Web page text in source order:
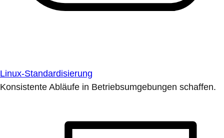
Linux-Standardisierung
Konsistente Abläufe in Betriebsumgebungen schaffen.